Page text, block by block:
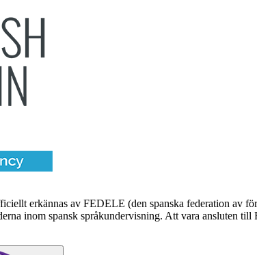
erkännas av FEDELE (den spanska federation av
inom spansk språkundervisning. Att vara ansluten